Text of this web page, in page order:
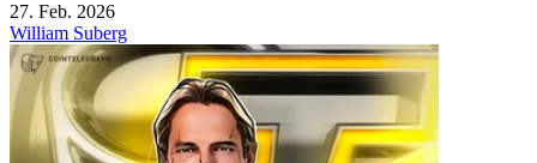
27. Feb. 2026
William Suberg